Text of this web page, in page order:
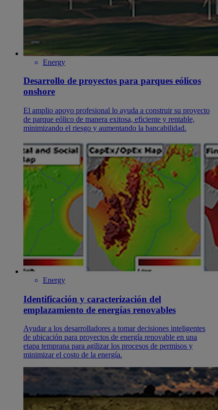
Energy
Desarrollo de proyectos para parques eólicos
onshore
El amplio apoyo profesional lo ayuda a construir su proyecto
de parque eólico de manera exitosa, eficiente y rentable,
minimizando el riesgo y aumentando la bancabilidad.
Energy
Identificación y caracterización del
emplazamiento de energías renovables
Ayudar a los desarrolladores a tomar decisiones inteligentes
de ubicación para proyectos de energía renovable en una
etapa temprana para agilizar los procesos de permisos y
minimizar el costo de la energía.